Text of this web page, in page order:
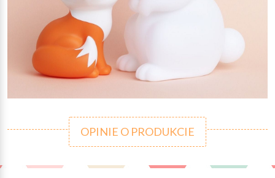
OPINIE O PRODUKCIE